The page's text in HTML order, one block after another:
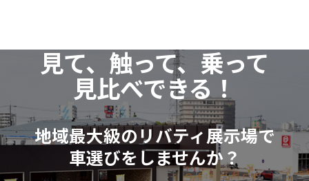
見て、触って、乗って
見比べできる！
地域最大級のリバティ展示場で
車選びをしませんか？